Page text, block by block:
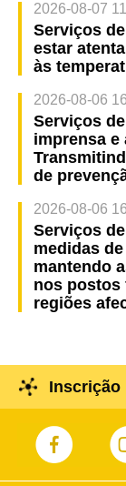
2026-08-07
Serviços
estar
às
2026-08-06
Serviços
imprensa
de
2026-08-06
Serviços
medidas
mantendo
nos postos
regiões
Inscrição